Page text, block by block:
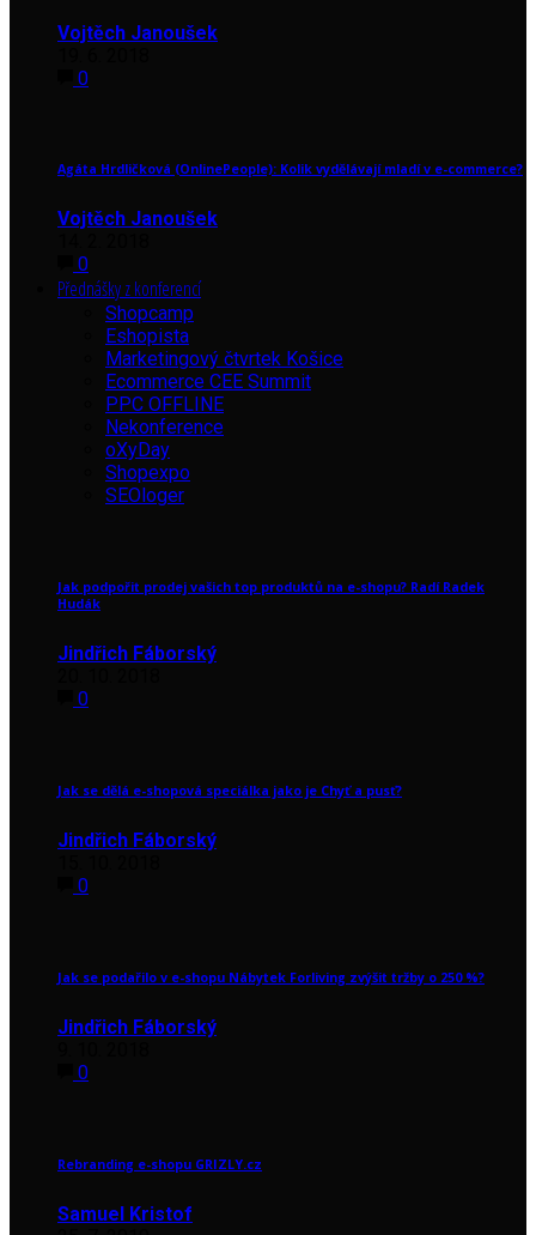
Vojtěch Janoušek
0
Agáta Hrdličková (OnlinePeople): Kolik vydělávají mladí v e-commerce?
Vojtěch Janoušek
0
Přednášky z konferencí
Shopcamp
Eshopista
Marketingový čtvrtek Košice
Ecommerce CEE Summit
PPC OFFLINE
Nekonference
oXyDay
Shopexpo
SEOloger
Jak podpořit prodej vašich top produktů na e-shopu? Radí Radek
Hudák
Jindřich Fáborský
0
Jak se dělá e-shopová speciálka jako je Chyť a pusť?
Jindřich Fáborský
0
Jak se podařilo v e-shopu Nábytek Forliving zvýšit tržby o 250 %?
Jindřich Fáborský
0
Rebranding e-shopu GRIZLY.cz
Samuel Kristof